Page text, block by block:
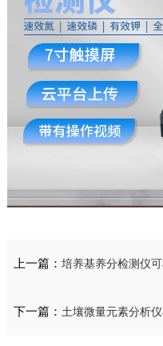
上一篇：培养基养分检测仪
下一篇：土壤微量元素分析